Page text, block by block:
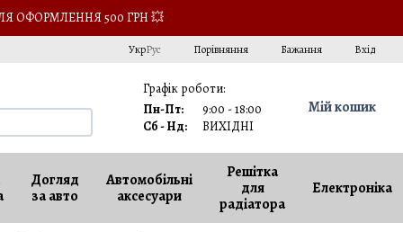
ОФОРМЛЕННЯ 500 ГРН 💥
УкрРус Порівняння Бажання Вхід
Графік роботи:
Пн-Пт:
9:00 - 18:00
Сб - Нд:
ВИХІДНІ
Мій кошик
Догляд
за авто
Автомобільні
аксесуари
Решітка
для
радіатора
Електроніка